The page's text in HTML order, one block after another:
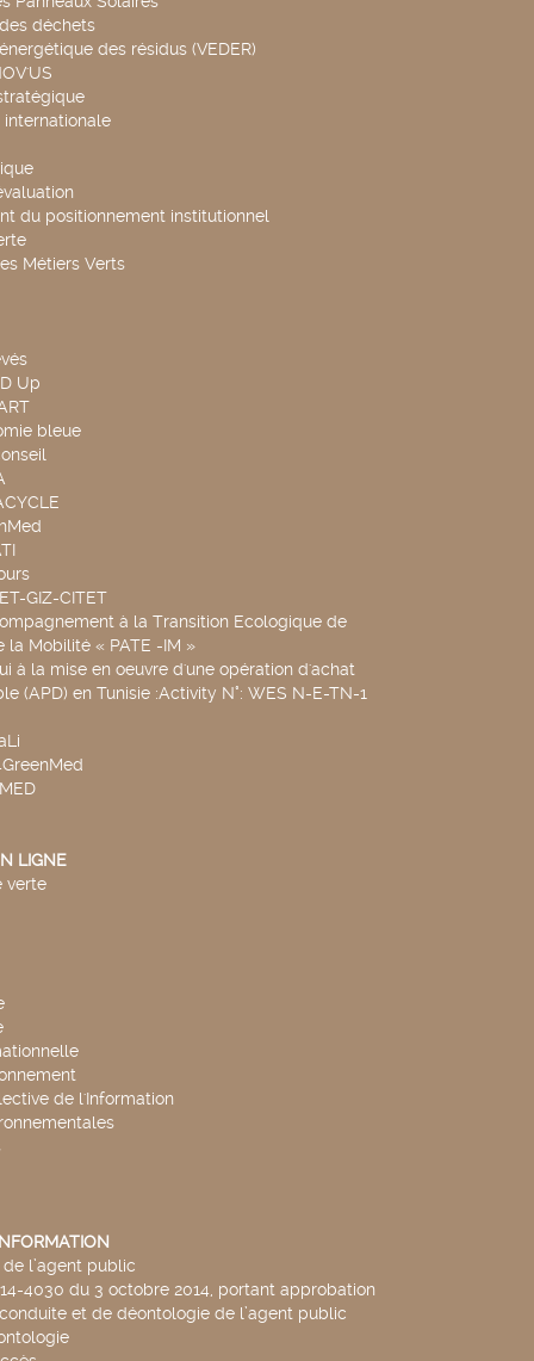
déchets
des résidus (VEDER)
du positionnement institutionnel
Métiers Verts
Up
bleue
GIZ-CITET
à la Transition Ecologique de
la Mobilité « PATE -IM »
à la mise en oeuvre d'une opération d'achat
(APD) en Tunisie :Activity N°: WES N-E-TN-1
LIGNE
verte
de l'Information
l’agent public
4030 du 3 octobre 2014, portant approbation
et de déontologie de l’agent public